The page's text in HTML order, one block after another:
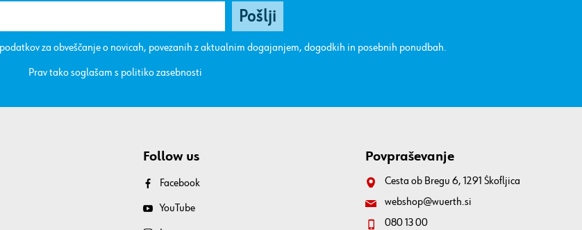
za obveščanje o novicah, povezanih z aktualnim dogajanjem, dogodkih in posebnih ponudbah.
Prav tako soglašam s politiko zasebnosti
Follow us
Facebook
YouTube
Povpraševanje
Cesta ob Bregu 6, 1291 Škofljica
webshop@wuerth.si
080 13 00